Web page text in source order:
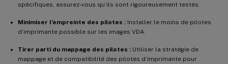
spécifiques, assurez-vous qu’ils sont rigoureusement testés.
Minimiser l’empreinte des pilotes : Installer le moins de pilotes
d’imprimante possible sur les images VDA.
Tirer parti du mappage des pilotes : Utiliser la stratégie de
mappage et de compatibilité des pilotes d’imprimante pour